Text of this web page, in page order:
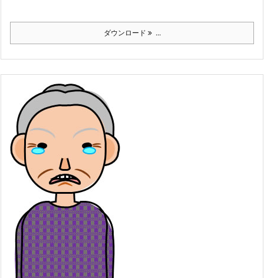
ダウンロード ...